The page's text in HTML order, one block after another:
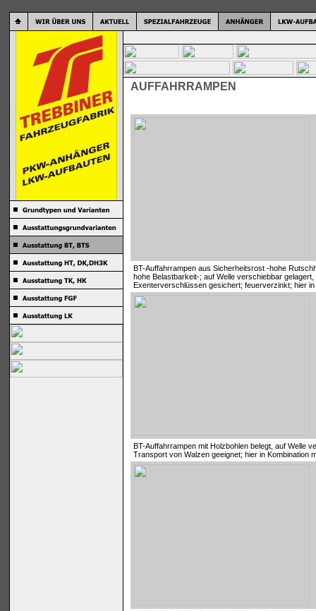
AUFFAHRRAMPEN
BT-Auffahrrampen aus Sicherheitsrost -hohe
hohe Belastbarkeit-; auf Welle verschiebbar
Exenterverschlüssen gesichert; feuerverzinkt; hier
BT-Auffahrrampen mit Holzbohlen belegt, auf Welle
Transport von Walzen geeignet; hier in Kombination